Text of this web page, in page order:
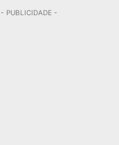
- PUBLICIDADE -